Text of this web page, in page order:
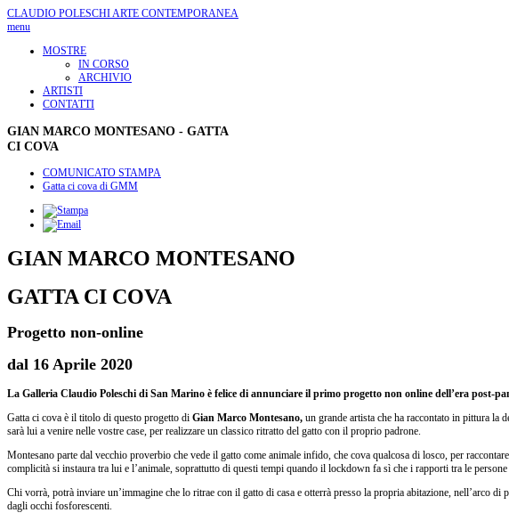
CLAUDIO POLESCHIARTE CONTEMPORANEA
menu
MOSTRE
IN CORSO
ARCHIVIO
ARTISTI
CONTATTI
GIAN MARCO MONTESANO - GATTA
CI COVA
COMUNICATO STAMPA
Gatta ci cova di GMM
GIAN MARCO MONTESANO
GATTA CI COVA
Progetto non-online
dal 16 Aprile 2020
La Galleria Claudio Poleschi di San Marino è felice di annunciare il primo progetto non online dell’era post-
Gatta ci cova è il titolo di questo progetto di Gian Marco Montesano, un grande artista che ha raccontato in pittura la
sarà lui a venire nelle vostre case, per realizzare un classico ritratto del gatto con il proprio padrone.
Montesano parte dal vecchio proverbio che vede il gatto come animale infido, che cova qualcosa di losco, per
complicità si instaura tra lui e l’animale, soprattutto di questi tempi quando il lockdown fa sì che i rapporti tra le
Chi vorrà, potrà inviare un’immagine che lo ritrae con il gatto di casa e otterrà presso la propria abitazione,
dagli occhi fosforescenti.